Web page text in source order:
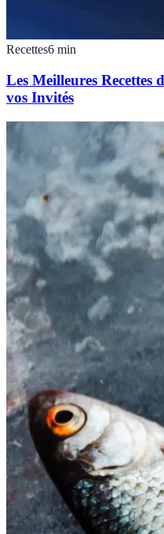
Recettes6 min
Les Meilleures Recettes
vos Invités